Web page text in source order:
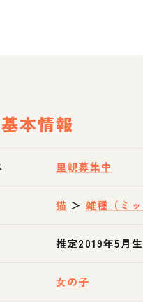
本情報
里親募集中
猫 ＞ 雑種（ミッ
推定2019年5月
女の子